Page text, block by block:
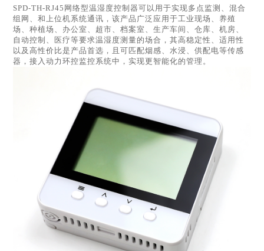
SPD-TH-RJ45网络型温湿度控制器可以用于实现多点监测、混合
组网、和上位机系统通讯，该产品广泛应用于工业现场、养殖
场、种植场、办公室、超市、档案室、生产车间、仓库、机房、
自动控制、医疗等要求温湿度测量的场合，其高稳定性、适用性
以及高性价比是产品首选，且可匹配烟感、水浸、供配电等传感
器，接入动力环控监控系统中，实现更智能化的管理。